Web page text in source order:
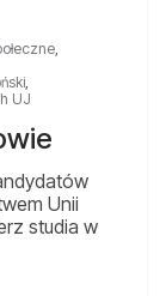
,
,
UJ
Unii
studia w